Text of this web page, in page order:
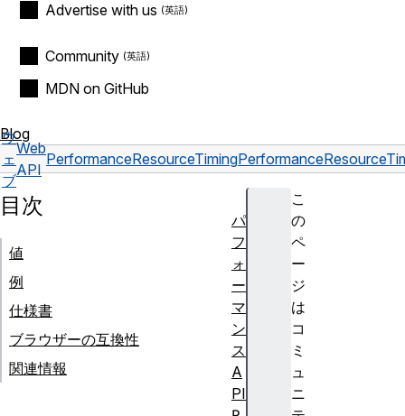
Advertise with us
Community
MDN on GitHub
Blog
ウ
ェ
ブ
Web
API
PerformanceResourceTiming
こ
の
ペ
ー
ジ
は
コ
ミ
ュ
ニ
目次
値
例
仕様書
ブラウザーの互換性
関連情報
パ
フ
ォ
ー
マ
ン
ス
A
PI